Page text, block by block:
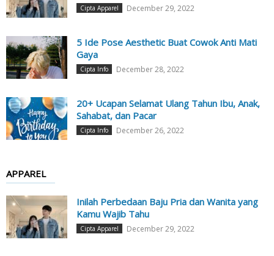
Cipta Apparel December 29, 2022
5 Ide Pose Aesthetic Buat Cowok Anti Mati
Gaya
Cipta Info December 28, 2022
20+ Ucapan Selamat Ulang Tahun Ibu, Anak,
Sahabat, dan Pacar
Cipta Info December 26, 2022
APPAREL
Inilah Perbedaan Baju Pria dan Wanita yang
Kamu Wajib Tahu
Cipta Apparel December 29, 2022